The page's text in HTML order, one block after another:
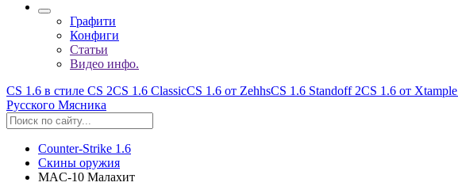
Графити
Конфиги
Статьи
Видео инфо.
CS 1.6 в стиле CS 2CS 1.6 ClassicCS 1.6 от ZehhsCS 1.6 Standoff 2CS 1.6 от Xtample
Русского Мясника
Counter-Strike 1.6
Скины оружия
MAC-10 Малахит